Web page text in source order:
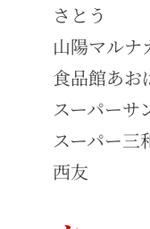
さとう
山陽マルナ
食品館あお
スーパーサ
スーパー三
西友